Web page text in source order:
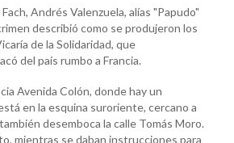
Andrés Valenzuela, alías "Papudo"
describió como se produjeron los
de la Solidaridad, que
del país rumbo a Francia.
Avenida Colón, donde hay un
en la esquina suroriente, cercano a
desemboca la calle Tomás Moro.
mientras se daban instrucciones para